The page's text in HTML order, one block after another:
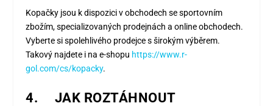
Kopačky jsou k dispozici v obchodech se sportovním
zbožím, specializovaných prodejnách a online obchodech.
Vyberte si spolehlivého prodejce s širokým výběrem.
Takový najdete i na e-shopu https://www.r-
gol.com/cs/kopacky.
4. JAK ROZTÁHNOUT